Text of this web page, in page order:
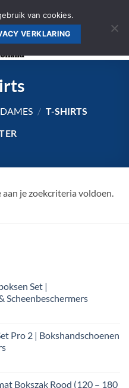
DAMES / T-SHIRTS
je zoekcriteria voldoen.
Set |
Scheenbeschermers
Pro 2 | Bokshandschoenen
Bokszak Rood (120 – 180
van cookies.
VERKLARING